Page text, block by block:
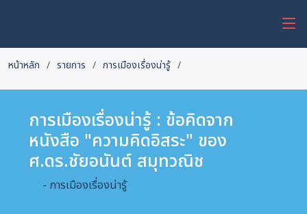
หน้าหลัก รายการ การเมืองเรื่องน่ารู้
การเมืองเรื่องน่ารู้ : ข้อคิดจาก
หนังสือ "ความคิดอิสระ" ของ
ศ.ดร.ชัยอนันต์ สมุทวณิช
- การเมืองเรื่องน่ารู้